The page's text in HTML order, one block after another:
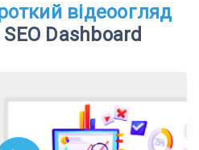
відеоогляд
Dashboard